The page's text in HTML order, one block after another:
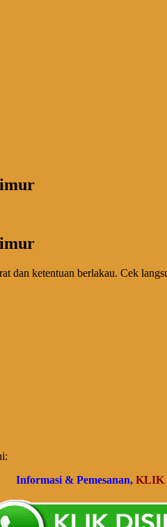
ketentuan berlakau. Cek
Informasi & Pemesanan, KLIK